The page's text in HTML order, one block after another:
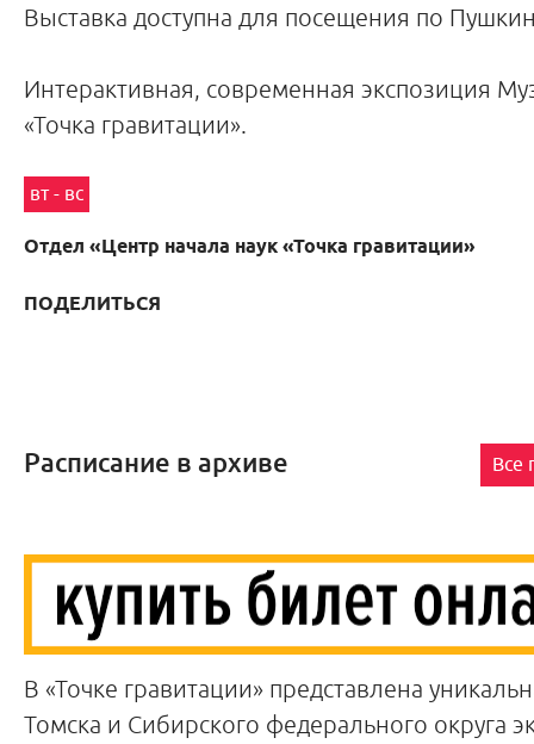
Выставка доступна для посещения по
Интерактивная, современная экспозиция
«Точка гравитации».
вт - вс
Отдел «Центр начала наук «Точка гравитации»
ПОДЕЛИТЬСЯ
Все
Расписание в архиве
В «Точке гравитации» представлена
Томска и Сибирского федерального округа